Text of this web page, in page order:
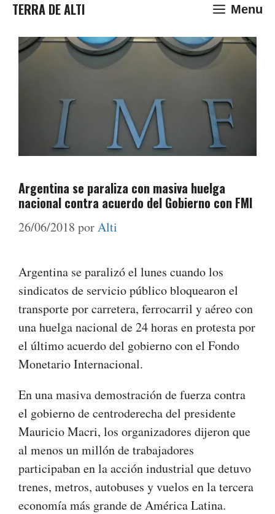
Saltar
contenido
TERRA DE ALTI Menu
Argentina se paraliza con masiva huelga
nacional contra acuerdo del Gobierno con FMI
26/06/2018 porAlti
Argentina se paralizó el lunes cuando los
sindicatos de servicio público bloquearon el
transporte por carretera, ferrocarril y aéreo con
una huelga nacional de 24 horas en protesta por
el último acuerdo del gobierno con el Fondo
Monetario Internacional.
En una masiva demostración de fuerza contra
el gobierno de centroderecha del presidente
Mauricio Macri, los organizadores dijeron que
al menos un millón de trabajadores
participaban en la acción industrial que detuvo
trenes, metros, autobuses y vuelos en la tercera
economía más grande de América Latina.